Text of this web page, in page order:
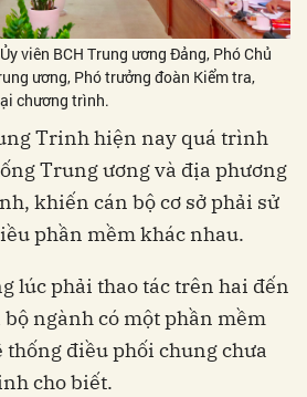
viên BCH Trung ương Đảng, Phó Chủ
ương, Phó trưởng đoàn Kiểm tra,
chương trình.
Trinh hiện nay quá trình
Trung ương và địa phương
khiến cán bộ cơ sở phải sử
phần mềm khác nhau.
lúc phải thao tác trên hai đến
ngành có một phần mềm
điều phối chung chưa
cho biết.